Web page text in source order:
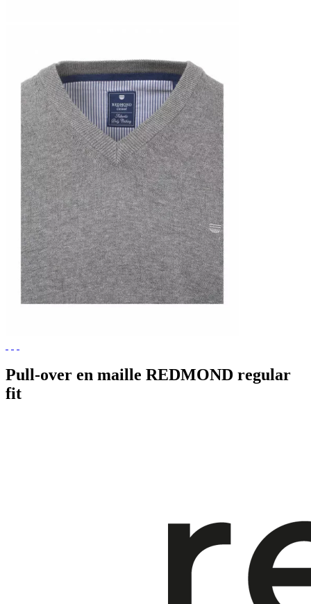
Pull-over en maille REDMOND regular
fit